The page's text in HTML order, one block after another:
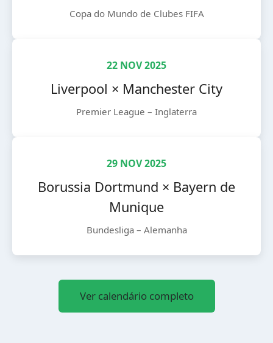
Copa do Mundo de Clubes FIFA
22 NOV 2025
Liverpool × Manchester City
Premier League – Inglaterra
29 NOV 2025
Borussia Dortmund × Bayern de
Munique
Bundesliga – Alemanha
Ver calendário completo